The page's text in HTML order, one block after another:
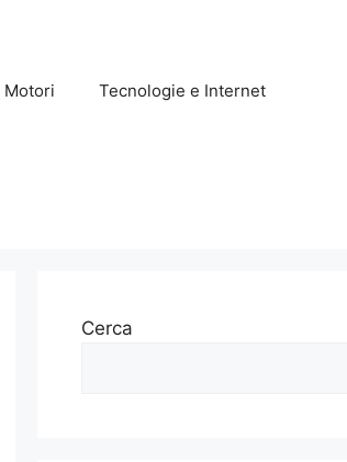
Motori Tecnologie e Internet
Cerca